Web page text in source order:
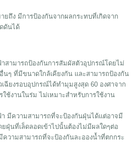
ยถึง มีการป้องกันจากผลกระทบที่เกิดจาก
ดันได้
มารถป้องกันการสัมผัสตัวอุปกรณ์โดยไม่
นๆ ที่มีขนาดใกล้เคียงกัน และสามารถป้องกัน
ฉียงรอบอุปกรณ์ได้ทำมุมสูงสุด 60 องศาจาก
ใช้งานในร่ม ไม่เหมาะสำหรับการใช้งาน
ความสามารถที่จะป้องกันฝุ่นได้แต่อาจมี
ยฝุ่นที่เล็ดลอดเข้าไปนั้นต้องไม่มีผลใดๆต่อ
วามสามารถที่จะป้องกันละอองน้ำที่ตกกระ